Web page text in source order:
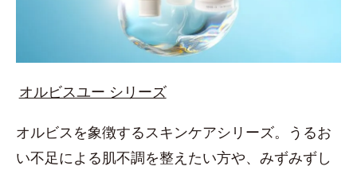
オルビスユー シリーズ
オルビスを象徴するスキンケアシリーズ。うるお
い不足による肌不調を整えたい方や、みずみずし